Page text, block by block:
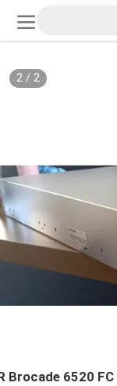
2
/
2
Brocade 6520